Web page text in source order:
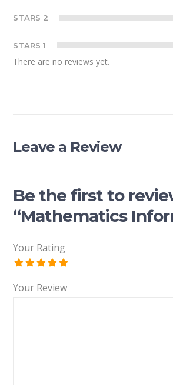
STARS 2
STARS 1
There are no reviews yet.
Leave a Review
Be the first to
“Mathematics
Your Rating
Your Review